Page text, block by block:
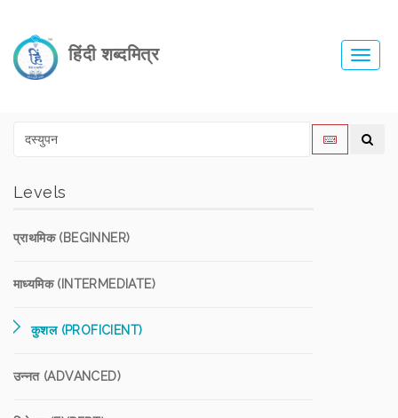
हिंदी शब्दमित्र
Levels
प्राथमिक (BEGINNER)
माध्यमिक (INTERMEDIATE)
कुशल (PROFICIENT)
उन्नत (ADVANCED)